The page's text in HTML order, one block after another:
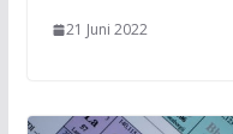
21 Juni 2022